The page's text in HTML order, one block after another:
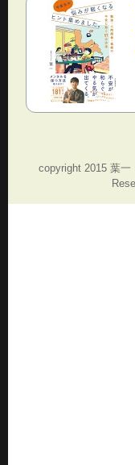
copyright 2015 葉一